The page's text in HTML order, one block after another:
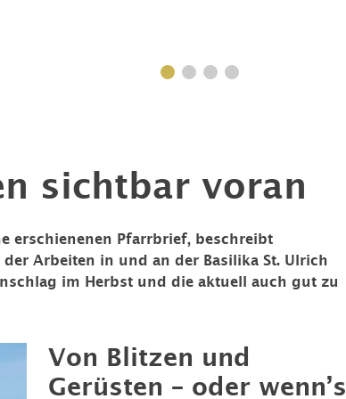
sichtbar voran
erschienenen Pfarrbrief, beschreibt
Arbeiten in und an der Basilika St. Ulrich
im Herbst und die aktuell auch gut zu
Von Blitzen und
Gerüsten – oder wenn’s